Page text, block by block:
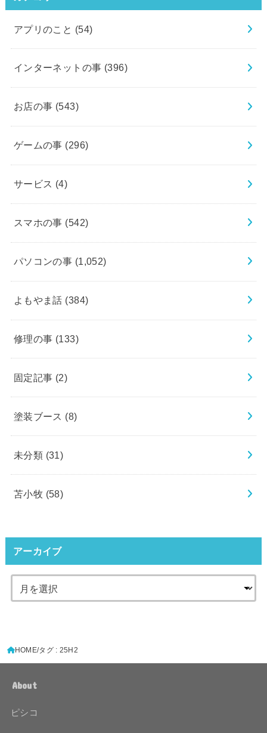
アプリのこと (54)
インターネットの事 (396)
お店の事 (543)
ゲームの事 (296)
サービス (4)
スマホの事 (542)
パソコンの事 (1,052)
よもやま話 (384)
修理の事 (133)
固定記事 (2)
塗装ブース (8)
未分類 (31)
苫小牧 (58)
アーカイブ
HOME タグ : 25H2
About
ピシコ